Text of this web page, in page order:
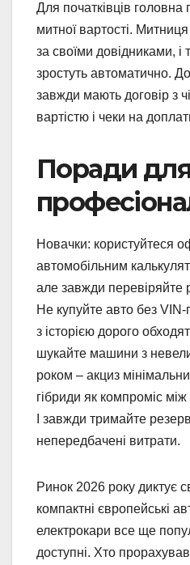
Для початківців головна
митної вартості.
за своїми довідниками, і
зростуть автоматично.
завжди мають договір з
вартістю і чеки на
Поради для
Новачки: користуйтеся
автомобільним
але завжди перевіряйте
Не купуйте авто без
з історією дорого
шукайте машини з
роком – акциз
гібриди як компроміс
І завжди тримайте
непередбачені витрати.
Ринок 2026 року диктує
компактні європейські
електрокари все ще
доступні. Хто